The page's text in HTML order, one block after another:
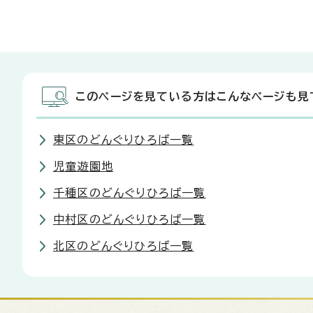
このページを見ている方はこんなページも見
東区のどんぐりひろば一覧
児童遊園地
千種区のどんぐりひろば一覧
中村区のどんぐりひろば一覧
北区のどんぐりひろば一覧